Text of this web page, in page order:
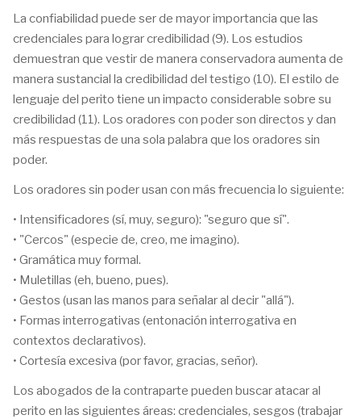
La confiabilidad puede ser de mayor importancia que las
credenciales para lograr credibilidad (9). Los estudios
demuestran que vestir de manera conservadora aumenta de
manera sustancial la credibilidad del testigo (10). El estilo de
lenguaje del perito tiene un impacto considerable sobre su
credibilidad (11). Los oradores con poder son directos y dan
más respuestas de una sola palabra que los oradores sin
poder.
Los oradores sin poder usan con más frecuencia lo siguiente:
• Intensificadores (sí, muy, seguro): "seguro que sí".
• "Cercos" (especie de, creo, me imagino).
• Gramática muy formal.
• Muletillas (eh, bueno, pues).
• Gestos (usan las manos para señalar al decir "allá").
• Formas interrogativas (entonación interrogativa en
contextos declarativos).
• Cortesía excesiva (por favor, gracias, señor).
Los abogados de la contraparte pueden buscar atacar al
perito en las siguientes áreas: credenciales, sesgos (trabajar